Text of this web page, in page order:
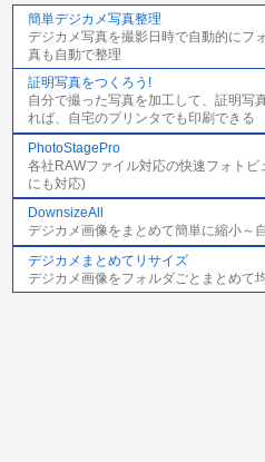
簡単デジカメ写真整理
デジカメ写真を撮影日時で自動的にフ
真も自動で整理
証明写真をつくろう!
自分で撮った写真を加工して、証明写
れば、自宅のプリンタでも印刷できる
PhotoStagePro
各社RAWファイル対応の快速フォト
にも対応)
DownsizeAll
デジカメ画像をまとめて簡単に縮小～
デジカメまとめてリサイズ
デジカメ画像をフォルダごとまとめて